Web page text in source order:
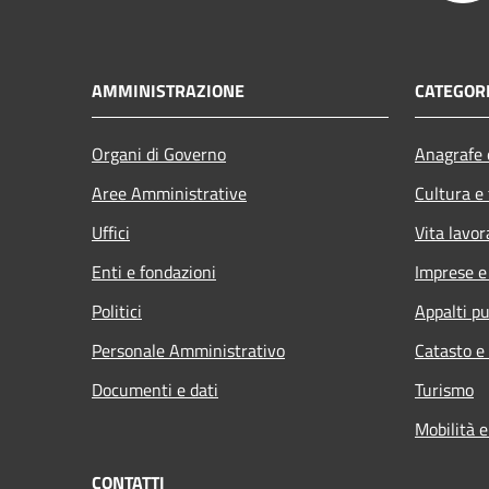
AMMINISTRAZIONE
Organi di Governo
Aree Amministrative
Uffici
Enti e fondazioni
Politici
Personale Amministrativo
Documenti e dati
Cultura
Vita
Imprese
Appalti
Catasto
Turismo
Mobilità
CONTATTI